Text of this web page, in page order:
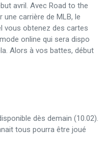
avril. Avec Road to the
carrière de MLB, le
vous obtenez des cartes
online qui sera dispo
Alors à vos battes, début
dès demain (10.02).
tous pourra être joué